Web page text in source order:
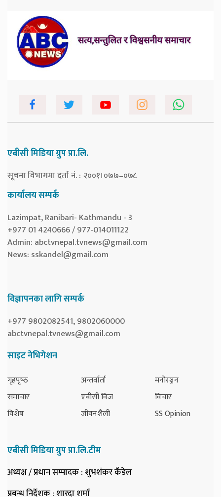
एबीसी मिडिया ग्रुप प्रा.लि.
सूचना विभागमा दर्ता नं. : २००१।०७७–०७८
कार्यालय सम्पर्क
Lazimpat, Ranibari- Kathmandu - 3
+977 01 4240666 / 977-014011122
Admin: abctvnepal.tvnews@gmail.com
News: sskandel@gmail.com
विज्ञापनका लागि सम्पर्क
+977 9802082541, 9802060000
abctvnepal.tvnews@gmail.com
साइट नेभिगेशन
गृहपृष्‍ठ
समाचार
विशेष
अन्तर्वार्ता
एबीसी विज
जीवनशैली
मनोरञ्जन
विचार
SS Opinion
एबीसी मिडिया ग्रुप प्रा.लि.टीम
अध्यक्ष / प्रधान सम्पादक: शुभशंकर कँडेल
प्रबन्ध निर्देशक: शारदा शर्मा